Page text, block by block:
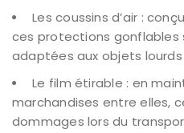
Les coussins d’air :
ces protections
adaptées aux objets
Le film étirable : en
marchandises entre elles,
dommages lors du